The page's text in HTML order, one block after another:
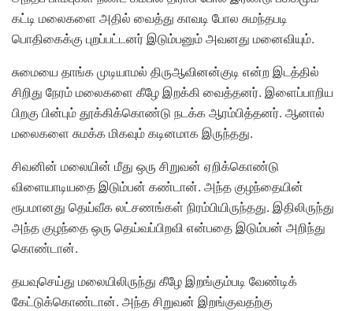
கட்டி மலைகளை அதில் வைத்து காவடி போல சுமந்தபடி
பொதிகைக்கு புறப்பட்டனர் இடும்பனும் அவனது மனைவியும்.
சுமையை தாங்க முடியாமல் திருஆவினன்குடி என்ற இடத்தில்
சிறிது நேரம் மலைகளை கீழே இறக்கி வைத்தனர். இளைப்பாறிய
பிறகு பின்பும் தூக்கிக்கொண்டு நடக்க ஆரம்பித்தனர். ஆனால்
மலைகளை சுமக்க மிகவும் கடினமாக இருந்தது.
சிவனின் மலையின் மீது ஒரு சிறுவன் ஏறிக்கொண்டு
விளையாடியதை இடும்பன் கண்டான். அந்த குழந்தையின்
ரூபமானது தெய்வீக லட்சணங்கள் நிரம்பியிருந்தது. இதிலிருந்து
அந்த குழந்தை ஒரு தெய்வப்பிறவி என்பதை இடும்பன் அறிந்து
கொண்டான்.
தயவுசெய்து மலையிலிருந்து கீழே இறங்கும்படி வேண்டிக்
கேட்டுக்கொண்டான். அந்த சிறுவன் இறங்குவதற்கு